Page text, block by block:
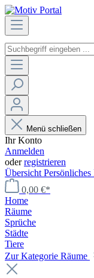
Menü schließen
Ihr Konto
Anmelden
oderregistrieren
Übersicht
0,00 €*
Home
Räume
Sprüche
Städte
Tiere
Zur Kategorie Räume